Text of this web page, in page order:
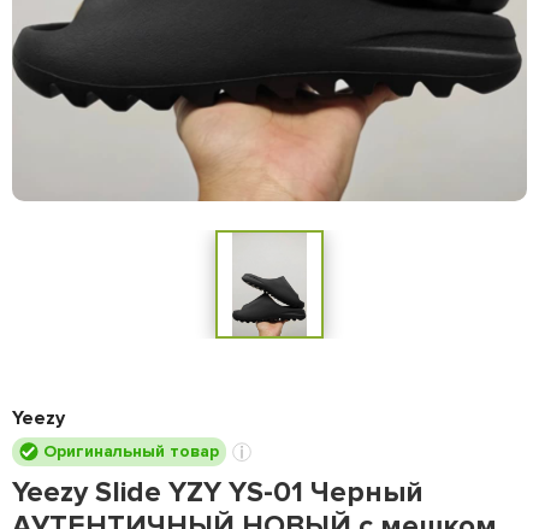
Yeezy
Оригинальный товар
Yeezy Slide YZY YS-01 Черный